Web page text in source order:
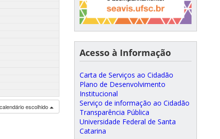
escolhido
Acesso à Informação
Carta de Serviços ao Cidadão
Plano de Desenvolvimento
Institucional
Serviço de informação ao Cidadão
Transparência Pública
Universidade Federal de Santa
Catarina